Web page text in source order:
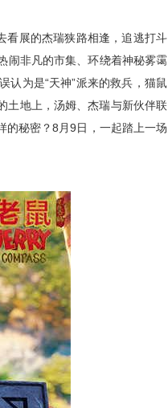
看展的杰瑞狭路相逢，追逃打斗
闹非凡的市集、环绕着神秘雾霭
误认为是“天神”派来的救兵， 猫鼠
土地上，汤姆、杰瑞与新伙伴联
的秘密？8月9日，一起踏上一场